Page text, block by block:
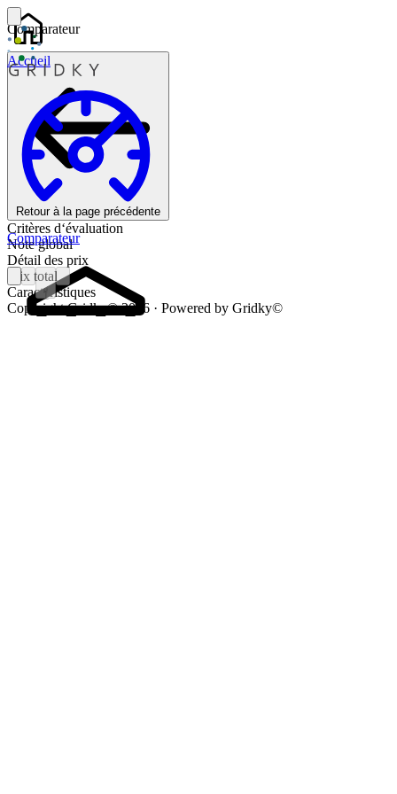
Accueil
Comparateur
Comparateur
Retour à la page précédente
Critères d‘évaluation
Note global
Détail des prix
Prix total
Caractéristiques
Copyright Gridky© 2026 · Powered by Gridky©
1